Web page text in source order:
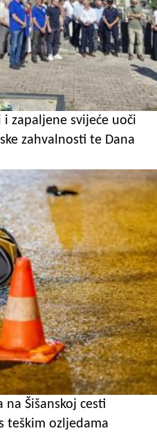
zapaljene svijeće uoči
zahvalnosti te Dana
Šišanskoj cesti
teškim ozljedama